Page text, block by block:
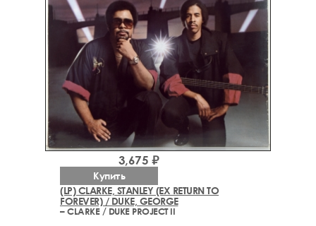
(LP) CLARKE, STANLEY (EX RETURN TO
FOREVER) / DUKE, GEORGE
– CLARKE / DUKE PROJECT II
3,675 ₽
Купить